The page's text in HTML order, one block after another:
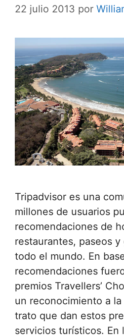
22 julio 2013 por
Tripadvisor es una
millones de usuarios
recomendaciones de
restaurantes, paseos
todo el mundo. En
recomendaciones
premios Travellers’
un reconocimiento a
trato que dan estos
servicios turísticos.